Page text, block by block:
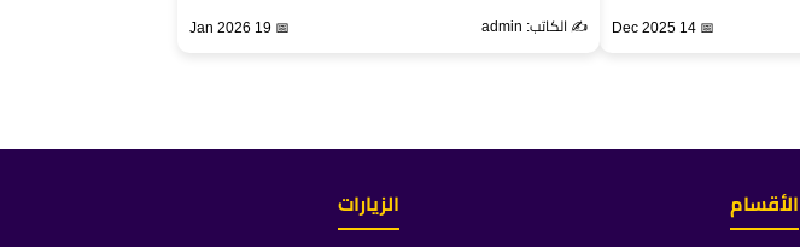
📅 14 Dec 2025 ✍️ الكاتب: admin 📅 19 Jan 2026
الأقسام الزيارات